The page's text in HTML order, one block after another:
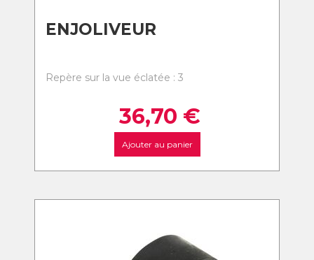
ENJOLIVEUR
Repère sur la vue éclatée : 3
36,70 €
Ajouter au panier